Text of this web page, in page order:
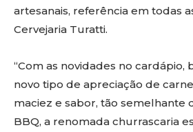
artesanais, referência em todas
Cervejaria Turatti.
“Com as novidades no cardápio,
novo tipo de apreciação de
maciez e sabor, tão semelhante
BBQ, a renomada churrascaria